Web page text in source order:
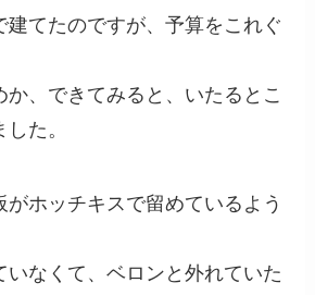
建てたのですが、予算をこれぐ
、できてみると、いたるとこ
た。
がホッチキスで留めているよう
いなくて、ベロンと外れていた